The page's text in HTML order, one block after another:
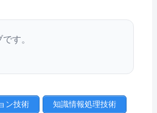
す。
ン技術 知識情報処理技術